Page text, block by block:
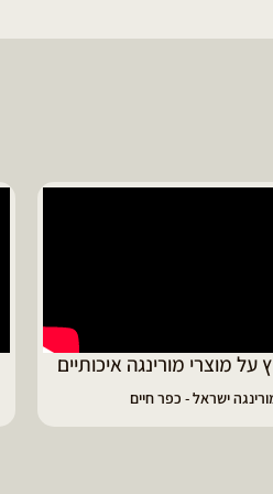
ממליץ על טבליות מורינגה
לסבול מהתקפי גאוט ודלקות